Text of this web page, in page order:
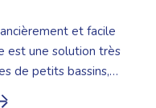
et facile
est une solution très
de petits bassins,
sol.